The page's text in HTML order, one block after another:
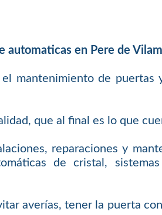
automaticas en Pere de
mantenimiento de
que al final es lo que
reparaciones y
de cristal,
averías, tener la puerta